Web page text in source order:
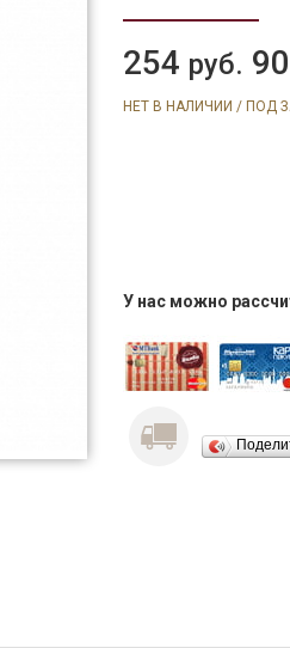
254 руб.
НЕТ В НАЛИЧИИ / ПОД
У нас можно